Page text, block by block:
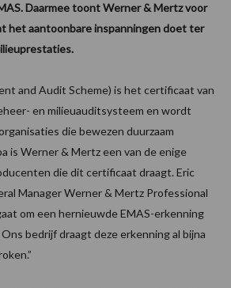
Daarmee toont Werner & Mertz voor
het aantoonbare inspanningen doet ter
and Audit Scheme) is het certificaat van
en milieuauditsysteem en wordt
die bewezen duurzaam
is Werner & Mertz een van de enige
die dit certificaat draagt. Eric
Manager Werner & Mertz Professional
om een hernieuwde EMAS-erkenning
bedrijf draagt deze erkenning al bijna